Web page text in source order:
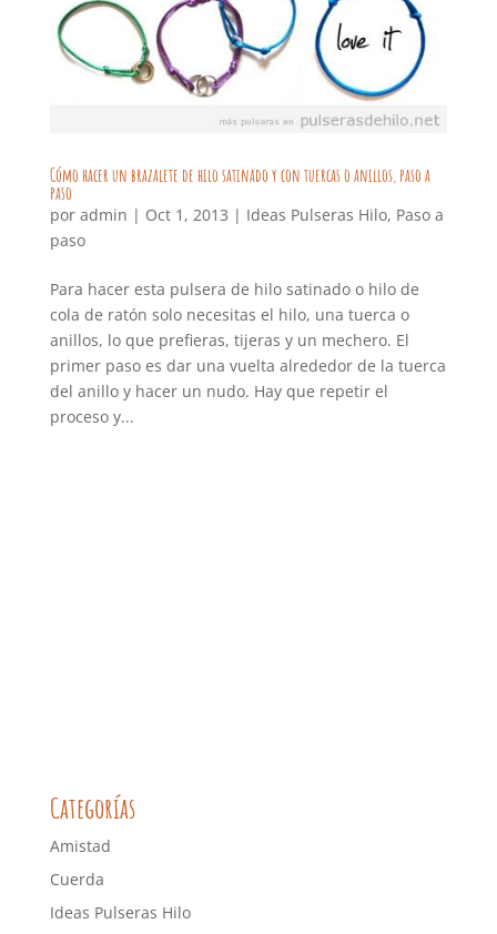
Cómo hacer un brazalete de hilo satinado y con tuercas o anillos, paso a
paso
por admin | Oct 1, 2013 | Ideas Pulseras Hilo, Paso a
paso
Para hacer esta pulsera de hilo satinado o hilo de
cola de ratón solo necesitas el hilo, una tuerca o
anillos, lo que prefieras, tijeras y un mechero. El
primer paso es dar una vuelta alrededor de la tuerca
del anillo y hacer un nudo. Hay que repetir el
proceso y...
Categorías
Amistad
Cuerda
Ideas Pulseras Hilo